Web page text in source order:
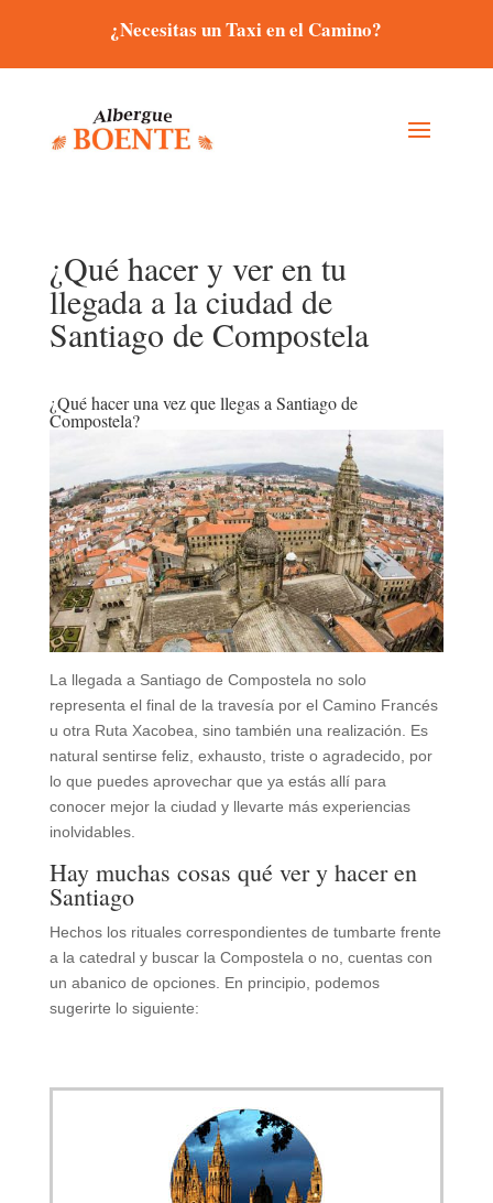
¿Necesitas un Taxi en el Camino?
¿Qué hacer y ver en tu
llegada a la ciudad de
Santiago de Compostela
¿Qué hacer una vez que llegas a Santiago de
Compostela?
La llegada a Santiago de Compostela no solo
representa el final de la travesía por el Camino Francés
u otra Ruta Xacobea, sino también una realización. Es
natural sentirse feliz, exhausto, triste o agradecido, por
lo que puedes aprovechar que ya estás allí para
conocer mejor la ciudad y llevarte más experiencias
inolvidables.
Hay muchas cosas qué ver y hacer en
Santiago
Hechos los rituales correspondientes de tumbarte frente
a la catedral y buscar la Compostela o no, cuentas con
un abanico de opciones. En principio, podemos
sugerirte lo siguiente: